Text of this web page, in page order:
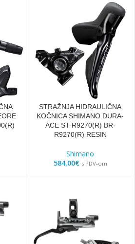
STRAŽNJA HIDRAULIČNA
KOČNICA SHIMANO DURA-
ACE ST-R9270(R) BR-
R9270(R) RESIN
Shimano
584,00€ s PDV-om